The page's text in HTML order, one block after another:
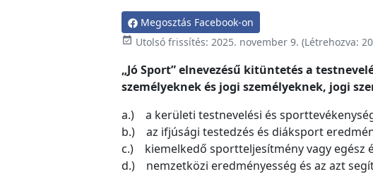
Megosztás Facebook-on
event_available Utolsó frissítés: 2025. november 9. (Létrehozva:
„Jó Sport” elnevezésű kitüntetés a
személyeknek és jogi személyeknek, jogi
a.) a kerületi testnevelési és
b.) az ifjúsági testedzés és diáksport
c.) kiemelkedő sportteljesítmény vagy egész
d.) nemzetközi eredményesség és az azt